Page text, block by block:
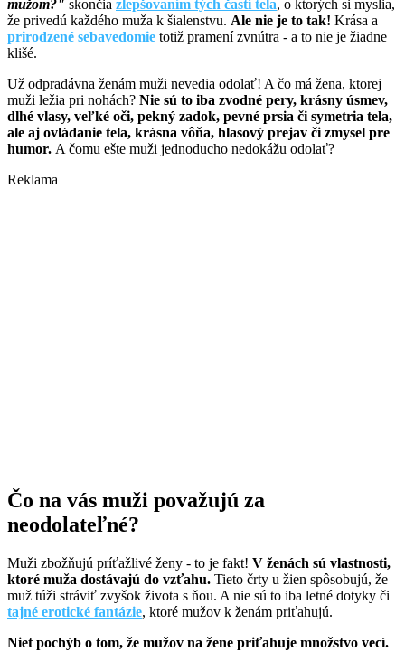
mužom?" skončia zlepšovaním tých častí tela, o ktorých si myslia,
že privedú každého muža k šialenstvu. Ale nie je to tak! Krása a
prirodzené sebavedomie totiž pramení zvnútra - a to nie je žiadne
klišé.
Už odpradávna ženám muži nevedia odolať! A čo má žena, ktorej
muži ležia pri nohách? Nie sú to iba zvodné pery, krásny úsmev,
dlhé vlasy, veľké oči, pekný zadok, pevné prsia či symetria tela,
ale aj ovládanie tela, krásna vôňa, hlasový prejav či zmysel pre
humor. A čomu ešte muži jednoducho nedokážu odolať?
Reklama
Čo na vás muži považujú za
neodolateľné?
Muži zbožňujú príťažlivé ženy - to je fakt! V ženách sú vlastnosti,
ktoré muža dostávajú do vzťahu. Tieto črty u žien spôsobujú, že
muž túži stráviť zvyšok života s ňou. A nie sú to iba letné dotyky či
tajné erotické fantázie, ktoré mužov k ženám priťahujú.
Niet pochýb o tom, že mužov na žene priťahuje množstvo vecí.